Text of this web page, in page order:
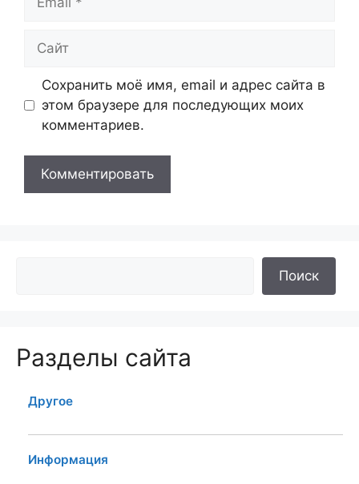
Сохранить моё имя, email и адрес сайта в
этом браузере для последующих моих
комментариев.
Поиск
Разделы сайта
Другое
Информация